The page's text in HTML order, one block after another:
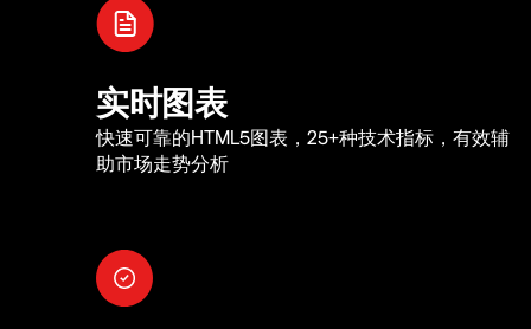
实时图表
快速可靠的HTML5图表，25+种技术指标，有效辅
助市场走势分析